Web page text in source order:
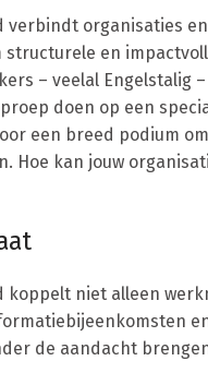
verbindt organisaties
structurele en
– veelal Engelstalig
doen op een
een breed podium
Hoe kan jouw
koppelt niet alleen
de aandacht